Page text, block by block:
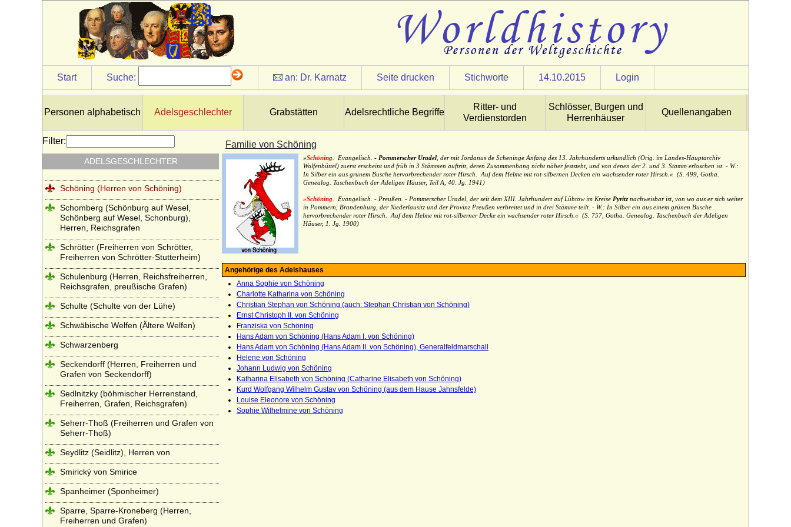
Start Suche: an: Dr. Karnatz Seite drucken Stichworte 14.10.2015 Login
Personen alphabetisch Adelsgeschlechter Grabstätten Adelsrechtliche Begriffe
Ritter- und
Verdienstorden
Schlösser, Burgen und
Herrenhäuser
Quellenangaben
Familie von Schöning
»Schöning . Evangelisch. - Pommerscher Uradel , der mit Jordanus de Scheninge Anfang des 13. Jahrhunderts urkundlich (Orig. im Landes-Hauptarchiv
Wolfenbüttel) zuerst erscheint und früh in 3 Stämmen auftritt, deren Zusammenhang nicht näher feststeht, und von denen der 2. und 3. Stamm erloschen ist. - W.:
In Silber ein aus grünem Busche hervorbrechender roter Hirsch. Auf dem Helme mit rot-silbernen Decken ein wachsender roter Hirsch.« (S. 499, Gotha.
Genealog. Taschenbuch der Adeligen Häuser, Teil A, 40. Jg. 1941)
»Schöning . Evangelisch. - Preußen. - Pommerscher Uradel, der seit dem XIII. Jahrhundert auf Lübtow im Kreise Pyritz nachweisbar ist, von wo aus er sich weiter
in Pommern, Brandenburg, der Niederlausitz und der Provinz Preußen verbreitet und in drei Stämme teilt. - W.: In Silber ein aus einem grünen Busche
hervorbrechender roter Hirsch. Auf dem Helme mit rot-silberner Decke ein wachsender roter Hirsch.« (S. 757, Gotha. Genealog. Taschenbuch der Adeligen
Häuser, 1. Jg. 1900)
Angehörige des Adelshauses
Anna Sophie von Schöning
Charlotte Katharina von Schöning
Christian Stephan von Schöning (auch: Stephan Christian von Schöning)
Ernst Christoph II. von Schöning
Franziska von Schöning
Hans Adam von Schöning (Hans Adam I. von Schöning)
Hans Adam von Schöning (Hans Adam II. von Schöning), Generalfeldmarschall
Helene von Schöning
Johann Ludwig von Schöning
Katharina Elisabeth von Schöning (Catharine Elisabeth von Schöning)
Kurd Wolfgang Wilhelm Gustav von Schöning (aus dem Hause Jahnsfelde)
Louise Eleonore von Schöning
Sophie Wilhelmine von Schöning
Filter:
ADELSGESCHLECHTER
Schladen (Herren und Grafen von
Schladen)
Schlieben (Herren, Reichsgrafen und
Grafen von Schlieben)
Schlippenbach (Herren, Freiherren und
Schlüsselberg (Herren von Schlüsselberg)
Schmeling (Herren von Schmeling)
Schmettau (Schmettow), Reichsfreiherren
und Reichsgrafen von Schmettau
Schönberg (Herren und Freiherren von
Schönberg)
Schöning (Herren von Schöning)
Schomberg (Schönburg auf Wesel,
Schönberg auf Wesel, Schonburg),
Herren, Reichsgrafen
Schrötter (Freiherren von Schrötter,
Freiherren von Schrötter-Stutterheim)
Schulenburg (Herren, Reichsfreiherren,
Reichsgrafen, preußische Grafen)
Schulte (Schulte von der Lühe)
Schwäbische Welfen (Ältere Welfen)
Schwarzenberg
Seckendorff (Herren, Freiherren und
Grafen von Seckendorff)
Sedlnitzky (böhmischer Herrenstand,
Freiherren, Grafen, Reichsgrafen)
Seherr-Thoß (Freiherren und Grafen von
Seherr-Thoß)
Seydlitz (Seidlitz), Herren von
Smirický von Smirice
Spanheimer (Sponheimer)
Sparre, Sparre-Kroneberg (Herren,
Freiherren und Grafen)